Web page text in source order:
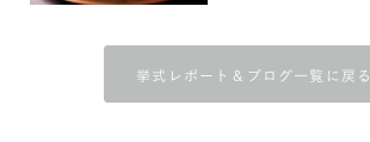
挙式レポート＆ブログ一覧に戻る